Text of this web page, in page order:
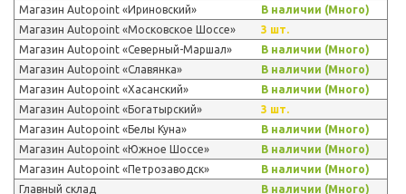
Магазин Autopoint «Ириновский»
В наличии (Много)
Магазин Autopoint «Московское Шоссе»
3 шт.
Магазин Autopoint «Северный-Маршал»
В наличии (Много)
Магазин Autopoint «Славянка»
В наличии (Много)
Магазин Autopoint «Хасанский»
В наличии (Много)
Магазин Autopoint «Богатырский»
3 шт.
Магазин Autopoint «Белы Куна»
В наличии (Много)
Магазин Autopoint «Южное Шоссе»
В наличии (Много)
Магазин Autopoint «Петрозаводск»
В наличии (Много)
Главный склад
В наличии (Много)